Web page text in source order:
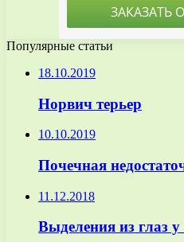
Популярные статьи
18.10.2019
Норвич терьер
10.10.2019
Почечная
11.12.2018
Выделения из глаз у